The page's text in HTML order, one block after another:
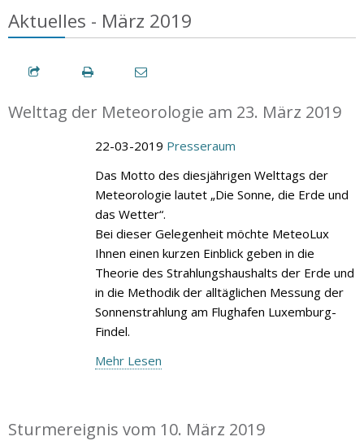
Aktuelles - März 2019
Welttag der Meteorologie am 23. März 2019
22-03-2019 Presseraum
Das Motto des diesjährigen Welttags der
Meteorologie lautet „Die Sonne, die Erde und
das Wetter“.
Bei dieser Gelegenheit möchte MeteoLux
Ihnen einen kurzen Einblick geben in die
Theorie des Strahlungshaushalts der Erde und
in die Methodik der alltäglichen Messung der
Sonnenstrahlung am Flughafen Luxemburg-
Findel.
Mehr Lesen
Sturmereignis vom 10. März 2019